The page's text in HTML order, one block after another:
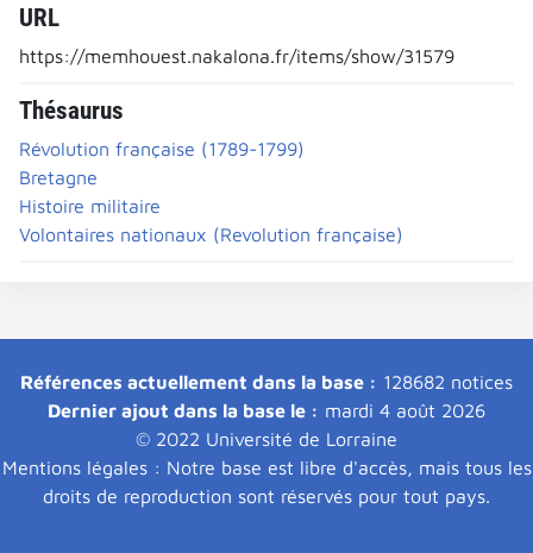
URL
https://memhouest.nakalona.fr/items/show/31579
Thésaurus
Révolution française (1789-1799)
Bretagne
Histoire militaire
Volontaires nationaux (Revolution française)
Références actuellement dans la base : 128682 notices
Dernier ajout dans la base le : mardi 4 août 2026
© 2022 Université de Lorraine
Mentions légales : Notre base est libre d'accès, mais tous les
droits de reproduction sont réservés pour tout pays.